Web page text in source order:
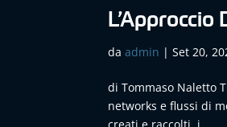
daadmin |Set 20,
di Tommaso Naletto
networks e flussi di